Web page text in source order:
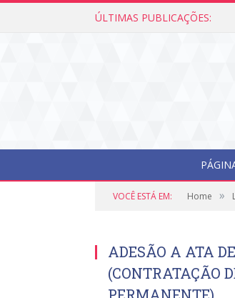
ÚLTIMAS PUBLICAÇÕES:
VOCÊ ESTÁ EM: Home »
ADESÃO A ATA
(CONTRATAÇÃO